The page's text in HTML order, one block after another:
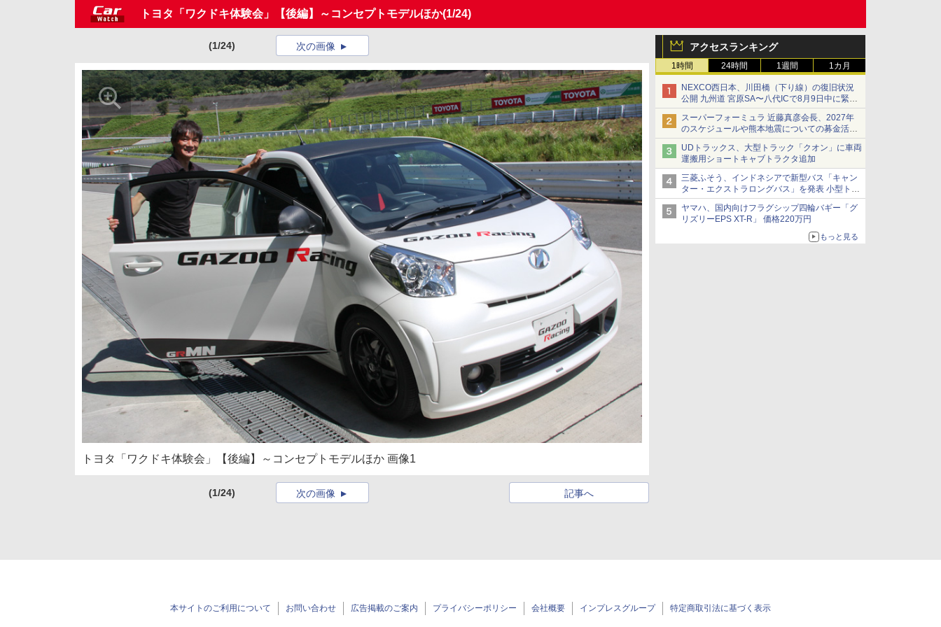
トヨタ「ワクドキ体験会」【後編】～コンセプトモデルほか(1/24)
アクセスランキング
1時間 24時間 1週間 1カ月
NEXCO西日本、川田橋（下り線）の復旧状況
公開 九州道 宮原SA〜八代ICで8月9日中に緊急
車両を通行可能に
スーパーフォーミュラ 近藤真彦会長、2027年
のスケジュールや熊本地震についての募金活動
を紹介
UDトラックス、大型トラック「クオン」に車両
運搬用ショートキャブトラクタ追加
三菱ふそう、インドネシアで新型バス「キャン
ター・エクストラロングバス」を発表 小型トラ
ックベースの観光・旅客輸送向けバス
ヤマハ、国内向けフラグシップ四輪バギー「グ
リズリーEPS XT-R」 価格220万円
もっと見る
(1/24) 次の画像
トヨタ「ワクドキ体験会」【後編】～コンセプトモデルほか 画像1
(1/24) 記事へ
次の画像
本サイトのご利用について お問い合わせ 広告掲載のご案内 プライバシーポリシー 会社概要 インプレスグループ 特定商取引法に基づく表示